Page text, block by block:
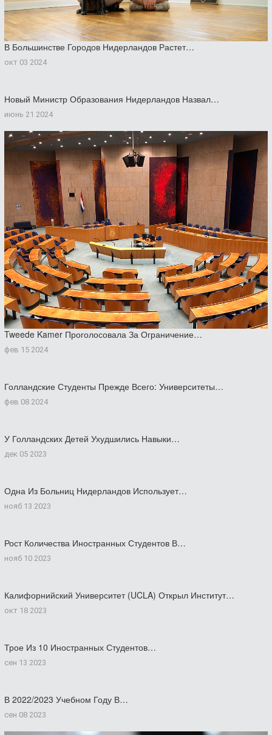
В Большинстве Городов Нидерландов Растет…
окт 03 2024
Новый Министр Образования Нидерландов Назвал…
июнь 21 2024
Tweede Kamer Проголосовала За Ограничение…
фев 15 2024
Голландские Студенты Прежде Всего: Университеты…
фев 08 2024
У Голландских Детей Ухудшились Навыки…
дек 05 2023
Одна Из Больниц Нидерландов Использует…
нояб 13 2023
Рост Количества Иностранных Студентов В…
нояб 10 2023
Калифорнийский Университет (UCLA) Открыл Институт…
окт 18 2023
Трое Из 10 Иностранных Студентов…
сен 13 2023
В 2022/2023 Учебном Году В…
сен 08 2023